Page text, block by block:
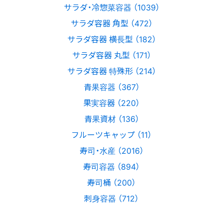
サラダ・冷惣菜容器 （1039）
サラダ容器 角型 （472）
サラダ容器 横長型 （182）
サラダ容器 丸型 （171）
サラダ容器 特殊形 （214）
青果容器 （367）
果実容器 （220）
青果資材 （136）
フルーツキャップ （11）
寿司・水産 （2016）
寿司容器 （894）
寿司桶 （200）
刺身容器 （712）